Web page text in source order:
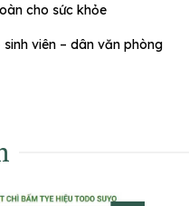
cho sức khỏe
viên – dân văn phòng